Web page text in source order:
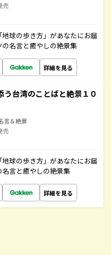
売
球の歩き方」があなたにお届
名言と癒やしの絶景集
詳細を見る
う台湾のことばと絶景１０
言＆絶景
売
球の歩き方」があなたにお届
言と癒やしの絶景集
詳細を見る